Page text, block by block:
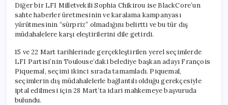
Diğer bir LFI Milletvekili Sophia Chikirou ise BlackCore’un
sahte haberler üretmesinin ve karalama kampanyası
yürütmesinin “sürpriz” olmadığını belirtti ve bu tür dış
müdahalelere karşı eleştirilerini dile getirdi.
15 ve 22 Mart tarihlerinde gerçekleştirilen yerel seçimlerde
LFI Partisi’nin Toulouse’daki belediye başkan adayı François
Piquemal, seçimi ikinci sırada tamamladı. Piquemal,
seçimlerin dış müdahalelerle bağlantılı olduğu gerekçesiyle
iptal edilmesi için 28 Mart’ta idari mahkemeye başvuruda
bulundu.